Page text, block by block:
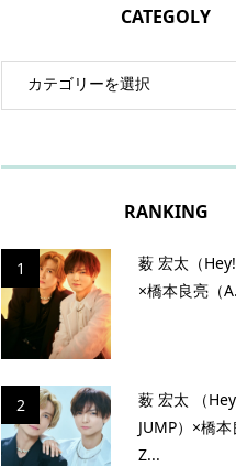
CATEGOLY
RANKING
1
薮 宏太（Hey!
×橋本良亮（
2
薮 宏太 （
JUMP）×橋
Z...